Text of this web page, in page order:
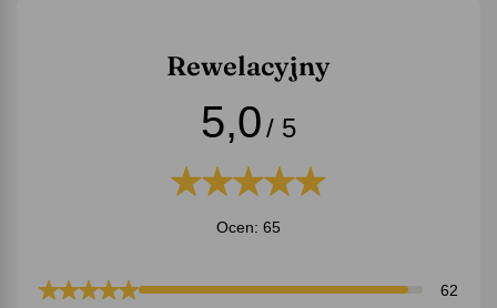
Rewelacyjny
5,0/ 5
Ocen: 65
62